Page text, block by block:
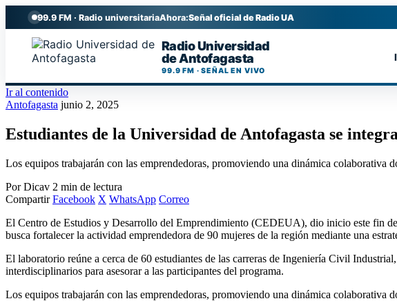
99.9 FM · Radio universitariaAhora:Señal oficial de Radio UA
Radio Universidad
de Antofagasta
99.9 FM · SEÑAL EN VIVO
Ir al contenido
Antofagasta junio 2, 2025
Estudiantes de la Universidad de Antofagasta se
Los equipos trabajarán con las emprendedoras, promoviendo una dinámica colaborativa
Por Dicav 2 min de lectura
Compartir Facebook X WhatsApp Correo
El Centro de Estudios y Desarrollo del Emprendimiento (CEDEUA), dio inicio este fin
busca fortalecer la actividad emprendedora de 90 mujeres de la región mediante una
El laboratorio reúne a cerca de 60 estudiantes de las carreras de Ingeniería Civil
interdisciplinarios para asesorar a las participantes del programa.
Los equipos trabajarán con las emprendedoras, promoviendo una dinámica colaborativa